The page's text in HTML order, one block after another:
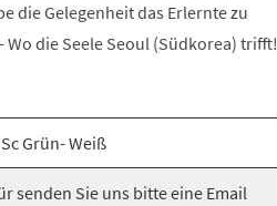
die Gelegenheit das Erlernte zu
die Seele Seoul (Südkorea) trifft!
Grün- Weiß
senden Sie uns bitte eine Email